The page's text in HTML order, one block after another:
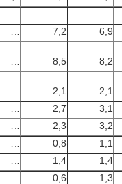
7,2 6,9
8,5 8,2
2,1 2,1
2,7 3,1
2,3 3,2
0,8 1,1
1,4 1,4
0,6 1,3